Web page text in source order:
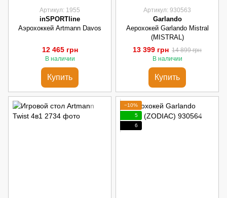
Артикул: 1955
inSPORTline
Аэрохоккей Artmann Davos
12 465 грн
В наличии
Купить
Артикул: 930563
Garlando
Аерохокей Garlando Mistral
(MISTRAL)
13 399 грн 14 899 грн
В наличии
Купить
−10%
5
6